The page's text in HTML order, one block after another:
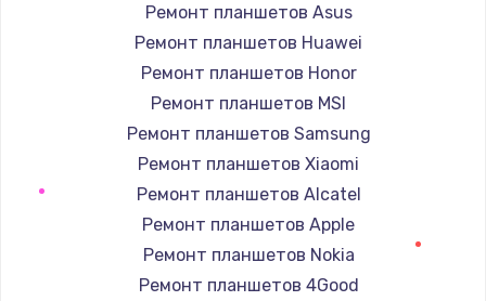
Восстановление данных
от 990 руб.
Заказать
Замена динамика
от 1500 руб.
Заказать
Замена процессора
от 1800 руб.
Ремонт планшетов Asus
Ремонт планшетов Huawei
Ремонт планшетов Honor
Ремонт планшетов MSI
Ремонт планшетов Samsung
Ремонт планшетов Xiaomi
Ремонт планшетов Alcatel
Ремонт планшетов Apple
Ремонт планшетов Nokia
Ремонт планшетов 4Good